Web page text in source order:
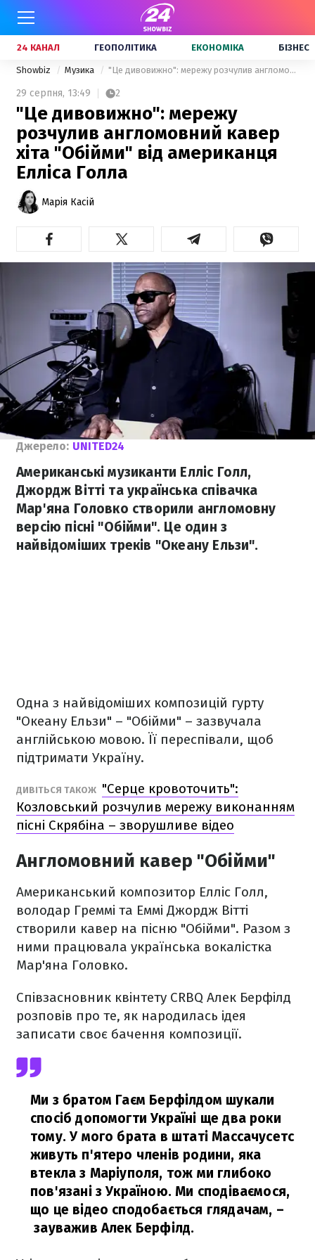
24 КАНАЛ ГЕОПОЛІТИКА ЕКОНОМІКА БІЗНЕС
Showbiz Музика "Це дивовижно": мережу розчулив англомовний кавер хіта "Обійми" від американця Елліса Голла
29 серпня, 13:49 2
"Це дивовижно": мережу
розчулив англомовний кавер
хіта "Обійми" від американця
Елліса Голла
Марія Касій
Джерело: UNITED24
Американські музиканти Елліс Голл,
Джордж Вітті та українська співачка
Мар'яна Головко створили англомовну
версію пісні "Обійми". Це один з
найвідоміших треків "Океану Ельзи".
Одна з найвідоміших композицій гурту
"Океану Ельзи" – "Обійми" – зазвучала
англійською мовою. Її переспівали, щоб
підтримати Україну.
ДИВІТЬСЯ ТАКОЖ "Серце кровоточить":
Козловський розчулив мережу виконанням
пісні Скрябіна – зворушливе відео
Англомовний кавер "Обійми"
Американський композитор Елліс Голл,
володар Греммі та Еммі Джордж Вітті
створили кавер на пісню "Обійми". Разом з
ними працювала українська вокалістка
Мар'яна Головко.
Співзасновник квінтету CRBQ Алек Берфілд
розповів про те, як народилась ідея
записати своє бачення композиції.
Ми з братом Гаєм Берфілдом шукали
спосіб допомогти Україні ще два роки
тому. У мого брата в штаті Массачусетс
живуть п'ятеро членів родини, яка
втекла з Маріуполя, тож ми глибоко
пов'язані з Україною. Ми сподіваємося,
що це відео сподобається глядачам, –
зауважив Алек Берфілд.